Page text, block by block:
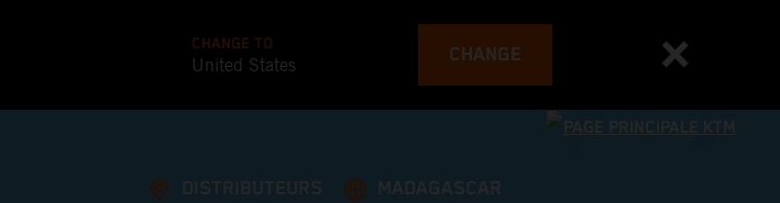
CHANGE TO
United States CHANGE
DISTRIBUTEURS MADAGASCAR